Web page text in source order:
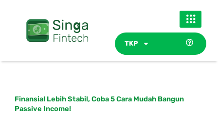
TKP
Finansial Lebih Stabil, Coba 5 Cara Mudah Bangun
Passive Income!